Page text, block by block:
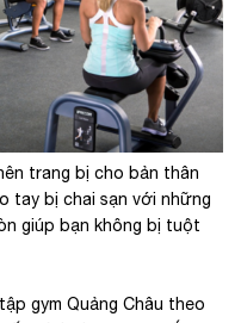
trang bị cho bản thân
tay bị chai sạn với những
giúp bạn không bị tuột
gym Quảng Châu theo